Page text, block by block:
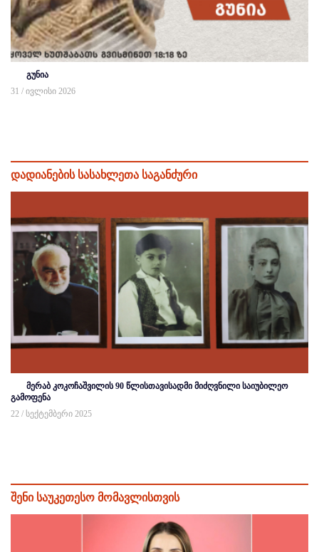
გუნია
31 / ივლისი 2026
დადიანების სასახლეთა საგანძური
მერაბ კოკოჩაშვილის 90 წლისთავისადმი მიძღვნილი საიუბილეო
გამოფენა
22 / სექტემბერი 2025
შენი საუკეთესო მომავლისთვის